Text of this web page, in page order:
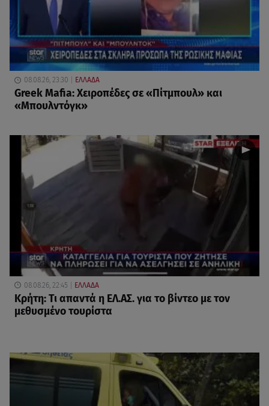
08.08.26, 23:30 ΕΛΛΑΔΑ
Greek Mafia: Χειροπέδες σε «Πίτμπουλ» και
«Μπουλντόγκ»
08.08.26, 22:45 ΕΛΛΑΔΑ
Κρήτη: Τι απαντά η ΕΛ.ΑΣ. για το βίντεο με τον
μεθυσμένο τουρίστα